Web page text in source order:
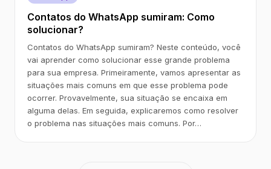
Contatos do WhatsApp sumiram: Como
solucionar?
Contatos do WhatsApp sumiram? Neste conteúdo, você
vai aprender como solucionar esse grande problema
para sua empresa. Primeiramente, vamos apresentar as
situações mais comuns em que esse problema pode
ocorrer. Provavelmente, sua situação se encaixa em
alguma delas. Em seguida, explicaremos como resolver
o problema nas situações mais comuns. Por…